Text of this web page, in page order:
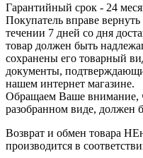
Гарантийный срок - 24
Покупатель вправе
течении 7 дней со дня
товар должен быть
сохранены его товарный
документы,
нашем интернет магазине.
Обращаем Ваше внимание,
разобранном виде, должен
Возврат и обмен товара
производится в